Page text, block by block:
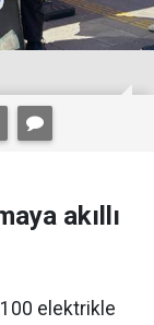
akıllı
elektrikle